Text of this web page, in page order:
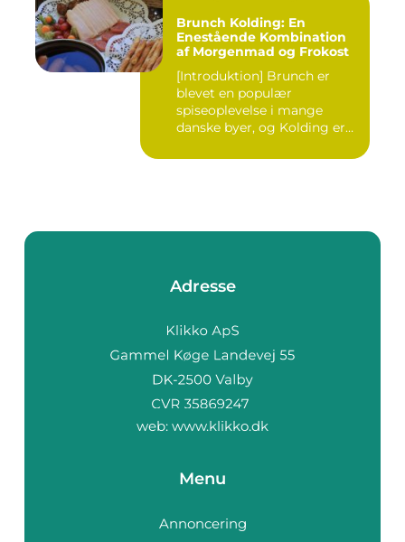
Brunch Kolding: En
Enestående Kombination
af Morgenmad og Frokost
[Introduktion] Brunch er
blevet en populær
spiseoplevelse i mange
danske byer, og Kolding er
Adresse
web: www.klikko.dk
Menu
Annoncering